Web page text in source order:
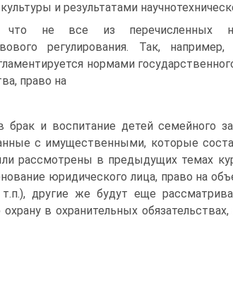
и результатами
что не все из перечисленных
регулирования. Так,
нормами
право на
брак и воспитание детей семейного
с имущественными, которые
рассмотрены в предыдущих темах
юридического лица, право на
т.п.), другие же будут еще
в охранительных